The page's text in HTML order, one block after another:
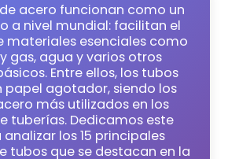
acero funcionan como un
a nivel mundial: facilitan el
materiales esenciales como
gas, agua y varios otros
Entre ellos, los tubos
papel agotador, siendo los
más utilizados en los
tuberías. Dedicamos este
los 15 principales
tubos que se destacan en la